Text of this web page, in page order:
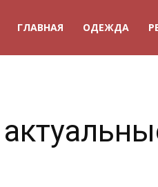
ГЛАВНАЯ ОДЕЖДА